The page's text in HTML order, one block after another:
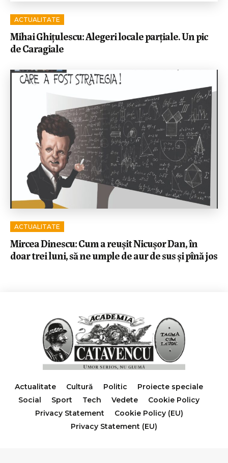
ACTUALITATE
Mihai Ghițulescu: Alegeri locale parțiale. Un pic
de Caragiale
ACTUALITATE
Mircea Dinescu: Cum a reușit Nicușor Dan, în
doar trei luni, să ne umple de aur de sus și pînă jos
Actualitate Cultură Politic
Proiecte speciale
Social
Sport Tech Vedete
Cookie Policy
Privacy Statement
Cookie Policy (EU)
Privacy Statement (EU)